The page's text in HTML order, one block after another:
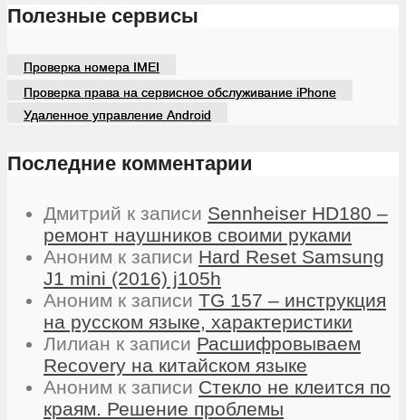
Полезные сервисы
Проверка номера IMEI
Проверка права на сервисное обслуживание iPhone
Удаленное управление Android
Последние комментарии
Дмитрий к записи Sennheiser HD180 –
ремонт наушников своими руками
Аноним к записи Hard Reset Samsung
J1 mini (2016) j105h
Аноним к записи TG 157 – инструкция
на русском языке, характеристики
Лилиан к записи Расшифровываем
Recovery на китайском языке
Аноним к записи Стекло не клеится по
краям. Решение проблемы